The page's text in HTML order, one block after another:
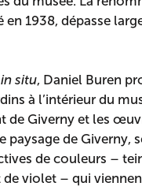
1938, dépasse
in situ, Daniel Buren
à l’intérieur du
de Giverny et les
paysage de Giverny,
de couleurs –
violet – qui